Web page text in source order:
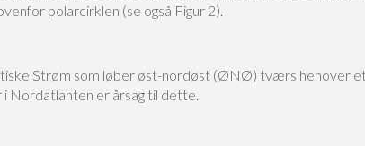
polarcirklen (se også Figur 2).
Strøm som løber øst-nordøst (ØNØ) tværs henover
Nordatlanten er årsag til dette.